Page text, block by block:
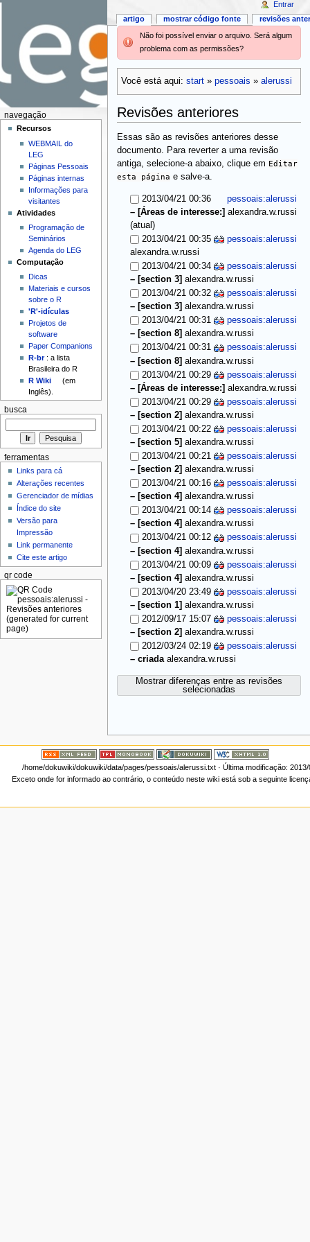
Não foi possível enviar o arquivo. Será algum
problema com as permissões?
Você está aqui: start» pessoais » alerussi
Revisões anteriores
Essas são as revisões anteriores desse
documento. Para reverter a uma revisão
antiga, selecione-a abaixo, clique em Editar
esta página e salve-a.
2013/04/21 00:36
pessoais:alerussi
– [Áreas de interesse:] alexandra.w.russi
(atual)
2013/04/21 00:35
pessoais:alerussi
alexandra.w.russi
2013/04/21 00:34
pessoais:alerussi
– [section 3] alexandra.w.russi
2013/04/21 00:32
pessoais:alerussi
– [section 3] alexandra.w.russi
2013/04/21 00:31
pessoais:alerussi
– [section 8] alexandra.w.russi
2013/04/21 00:31
pessoais:alerussi
– [section 8] alexandra.w.russi
2013/04/21 00:29
pessoais:alerussi
– [Áreas de interesse:] alexandra.w.russi
2013/04/21 00:29
pessoais:alerussi
– [section 2] alexandra.w.russi
2013/04/21 00:22
pessoais:alerussi
– [section 5] alexandra.w.russi
2013/04/21 00:21
pessoais:alerussi
– [section 2] alexandra.w.russi
2013/04/21 00:16
pessoais:alerussi
– [section 4] alexandra.w.russi
2013/04/21 00:14
pessoais:alerussi
– [section 4] alexandra.w.russi
2013/04/21 00:12
pessoais:alerussi
– [section 4] alexandra.w.russi
2013/04/21 00:09
pessoais:alerussi
– [section 4] alexandra.w.russi
2013/04/20 23:49
pessoais:alerussi
– [section 1] alexandra.w.russi
2012/09/17 15:07
pessoais:alerussi
– [section 2] alexandra.w.russi
2012/03/24 02:19
pessoais:alerussi
– criada alexandra.w.russi
Mostrar diferenças entre as revisões
selecionadas
artigo mostrar código fonte revisões
Entrar
navegação
Recursos
WEBMAIL do
LEG
Páginas Pessoais
Páginas internas
Informações para
visitantes
Atividades
Programação de
Seminários
Agenda do LEG
Computação
Dicas
Materiais e cursos
sobre o R
'R'-idículas
Projetos de
software
Paper Companions
R-br: a lista
Brasileira do R
R Wiki
(em
Inglês).
busca
ferramentas
Links para cá
Alterações recentes
Gerenciador de mídias
Índice do site
Versão para
Impressão
Link permanente
Cite este artigo
qr code
/home/dokuwiki/dokuwiki/data/pages/pessoais/alerussi.txt· Última modificação:
Exceto onde for informado ao contrário, o conteúdo neste wiki está sob a seguinte